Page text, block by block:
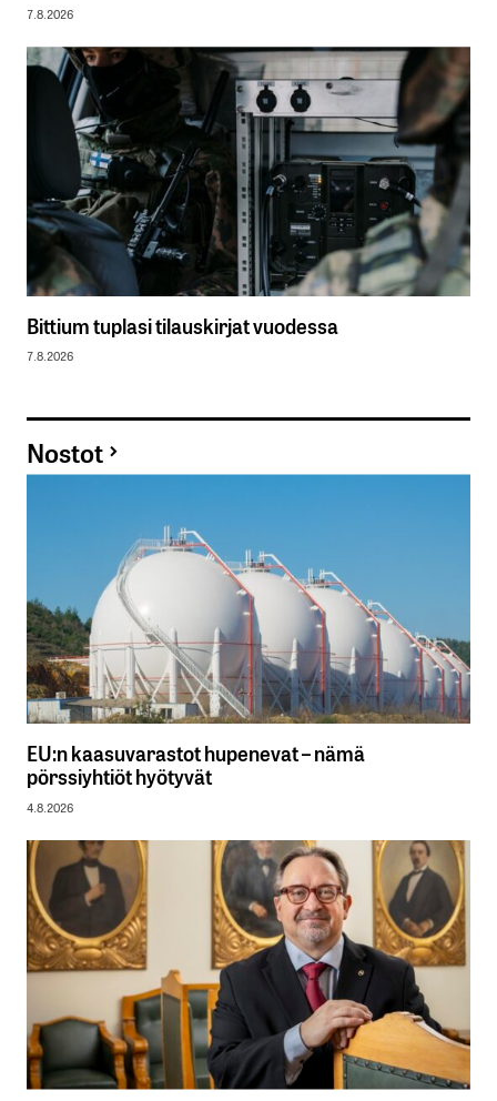
7.8.2026
Bittium tuplasi tilauskirjat vuodessa
7.8.2026
Nostot
EU:n kaasuvarastot hupenevat – nämä
pörssiyhtiöt hyötyvät
4.8.2026